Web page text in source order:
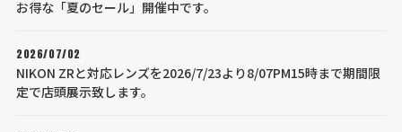
お得な「夏のセール」開催中です。
2026/07/02
NIKON ZRと対応レンズを2026/7/23より8/07PM15時まで期間限
定で店頭展示致します。